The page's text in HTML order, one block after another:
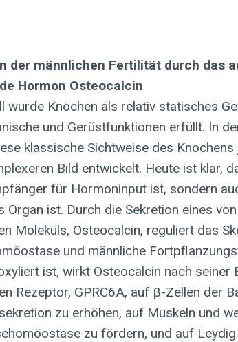
der männlichen Fertilität durch das
Hormon Osteocalcin
wurde Knochen als relativ statisches
und Gerüstfunktionen erfüllt. In
klassische Sichtweise des
Bild entwickelt. Heute ist klar,
für Hormoninput ist, sondern
Organ ist. Durch die Sekretion eines
Moleküls, Osteocalcin, reguliert das
und männliche
ist, wirkt Osteocalcin nach seiner
Rezeptor, GPRC6A, auf β-Zellen der
zu erhöhen, auf Muskeln und
zu fördern, und auf